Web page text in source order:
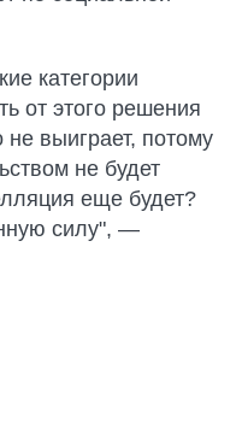
категории
от этого решения
выиграет, потому
не будет
еще будет?
силу", —